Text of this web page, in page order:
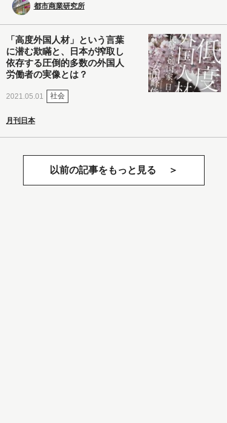
都市商業研究所
「高度外国人材」という言葉
に潜む欺瞞と、日本が搾取し
依存する圧倒的多数の外国人
労働者の実像とは？
2021.05.01 社会
月刊日本
以前の記事をもっと見る